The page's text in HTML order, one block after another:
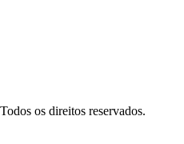
os direitos reservados.